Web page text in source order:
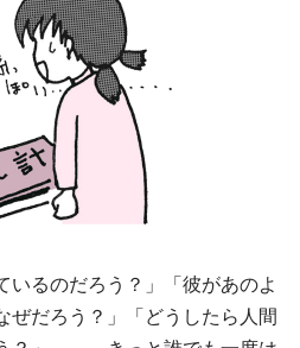
いるのだろう？」「彼があのよ
ぜだろう？」「どうしたら人間